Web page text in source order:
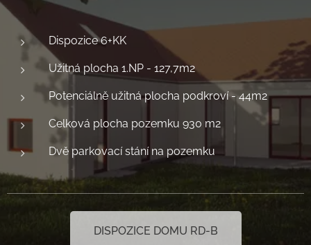
Dispozice 6+KK
Užitná plocha 1.NP - 127,7m2
Potenciálně užitná plocha podkroví - 44m2
Celková plocha pozemku 930 m2
Dvě parkovací stání na pozemku
DISPOZICE DOMU RD-B